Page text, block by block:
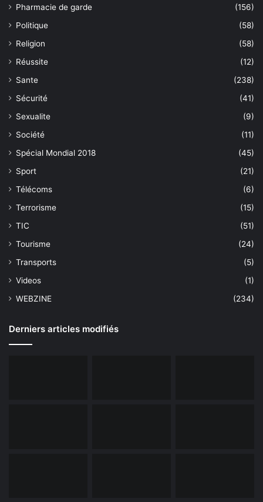
Pharmacie de garde
(156)
Politique
(58)
Religion
(58)
Réussite
(12)
Sante
(238)
Sécurité
(41)
Sexualite
(9)
Société
(11)
Spécial Mondial 2018
(45)
Sport
(21)
Télécoms
(6)
Terrorisme
(15)
TIC
(51)
Tourisme
(24)
Transports
(5)
Videos
(1)
WEBZINE
(234)
Derniers articles modifiés